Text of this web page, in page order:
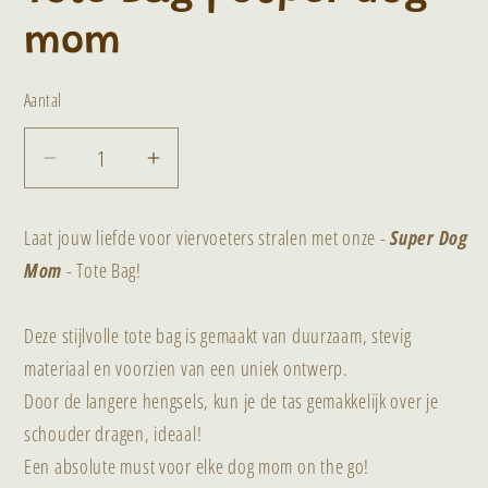
mom
Aantal
voor
Tote
|
Super
dog
mom
Aantal
voor
|
Super
dog
mom
Laat jouw liefde voor viervoeters stralen met onze -Super Dog
Mom -Tote Bag!
Deze stijlvolle tote bag is gemaakt van duurzaam, stevig
materiaal en voorzien van een uniek ontwerp.
Door de langere hengsels, kun je de tas gemakkelijk over je
schouder dragen, ideaal!
Een absolute must voor elke dog mom on the go!